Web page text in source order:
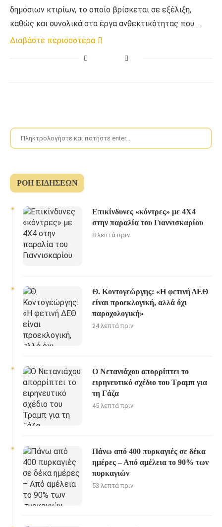
δημόσιων κτιρίων, το οποίο βρίσκεται σε εξέλιξη,
καθώς και συνολικά στα έργα ανθεκτικότητας που …
Διαβάστε περισσότερα
ΡΟΉ ΕΙΔΉΣΕΩΝ
Επικίνδυνες «κόντρες» με 4Χ4
στην παραλία του Γιαννισκαρίου
8 λεπτά πριν
Θ. Κοντογεώργης: «Η φετινή ΔΕΘ
είναι προεκλογική, αλλά όχι
παροχολογική»
24 λεπτά πριν
Ο Νετανιάχου απορρίπτει το
ειρηνευτικό σχέδιο του Τραμπ για
τη Γάζα
45 λεπτά πριν
Πάνω από 400 πυρκαγιές σε δέκα
ημέρες – Από αμέλεια το 90% των
πυρκαγιών
53 λεπτά πριν